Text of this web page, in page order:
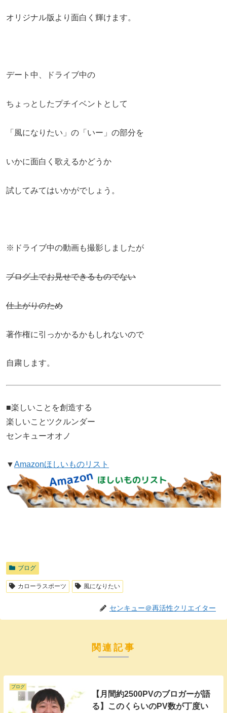
オリジナル版より面白く輝けます。
デート中、ドライブ中の
ちょっとしたプチイベントとして
「風になりたい」の「いー」の部分を
いかに面白く歌えるかどうか
試してみてはいかがでしょう。
※ドライブ中の動画も撮影しましたが
ブログ上でお見せできるものでない
仕上がりのため
著作権に引っかかるかもしれないので
自粛します。
■楽しいことを創造する
楽しいことツクルンダー
センキューオオノ
▼Amazonほしいものリスト
ブログ
カローラスポーツ 風になりたい
センキュー＠再活性クリエイター
関連記事
ブログ
【月間約2500PVのブロガーが語
る】このくらいのPV数が丁度い